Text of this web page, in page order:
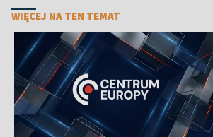
WIĘCEJ NA TEN TEMAT